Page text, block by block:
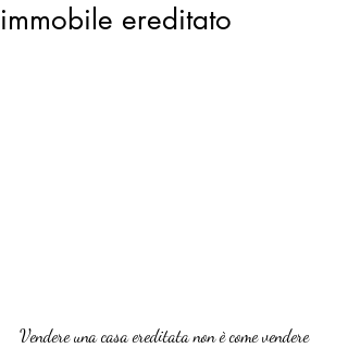
immobile ereditato
Vendere una casa ereditata non è come vendere